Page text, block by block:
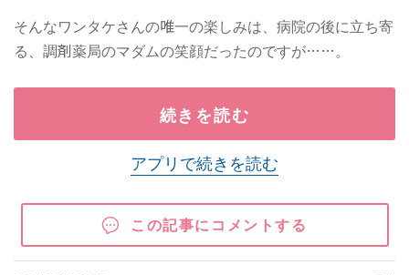
そんなワンタケさんの唯一の楽しみは、病院の後に立ち寄
る、調剤薬局のマダムの笑顔だったのですが……。
続きを読む
アプリで続きを読む
この記事にコメントする